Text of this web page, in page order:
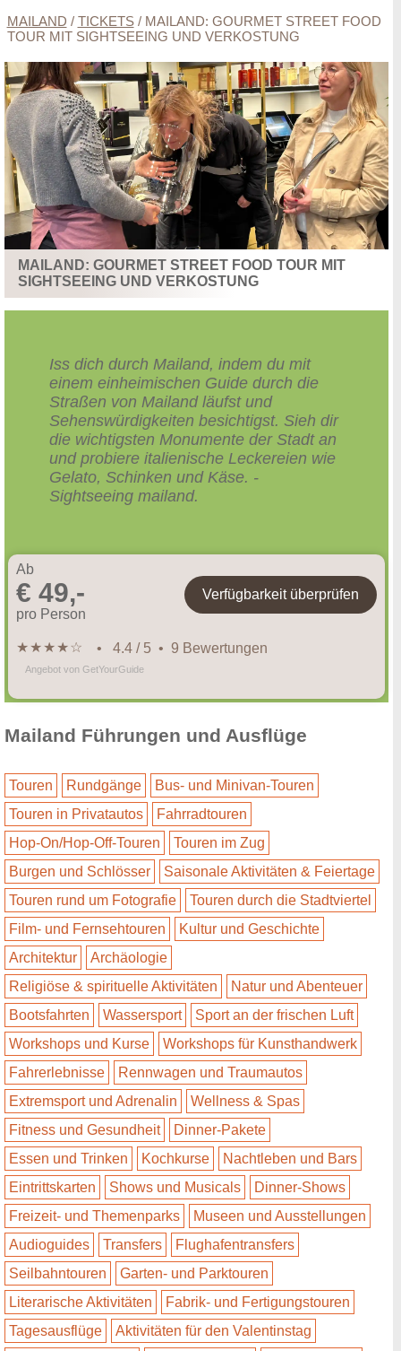
MAILAND / TICKETS/ MAILAND: GOURMET STREET FOOD
TOUR MIT SIGHTSEEING UND VERKOSTUNG
MAILAND: GOURMET STREET FOOD TOUR MIT
SIGHTSEEING UND VERKOSTUNG
Iss dich durch Mailand, indem du mit
einem einheimischen Guide durch die
Straßen von Mailand läufst und
Sehenswürdigkeiten besichtigst. Sieh dir
die wichtigsten Monumente der Stadt an
und probiere italienische Leckereien wie
Gelato, Schinken und Käse. -
Sightseeing mailand.
Ab
€ 49,-
pro Person
Verfügbarkeit überprüfen
★★★★☆ • 4.4 / 5 • 9 Bewertungen
Angebot von GetYourGuide
Mailand Führungen und Ausflüge
Touren Rundgänge
Bus- und Minivan-Touren
Touren in Privatautos
Fahrradtouren
Hop-On/Hop-Off-Touren
Touren im Zug
Burgen und Schlösser
Saisonale Aktivitäten & Feiertage
Touren rund um Fotografie
Touren durch die Stadtviertel
Film- und Fernsehtouren
Kultur und Geschichte
Architektur
Archäologie
Religiöse & spirituelle Aktivitäten
Natur und Abenteuer
Bootsfahrten
Wassersport
Sport an der frischen Luft
Workshops und Kurse
Workshops für Kunsthandwerk
Fahrerlebnisse
Rennwagen und Traumautos
Extremsport und Adrenalin
Wellness & Spas
Fitness und Gesundheit
Dinner-Pakete
Essen und Trinken
Kochkurse
Nachtleben und Bars
Eintrittskarten
Shows und Musicals
Dinner-Shows
Freizeit- und Themenparks
Museen und Ausstellungen
Audioguides
Transfers
Flughafentransfers
Seilbahntouren
Garten- und Parktouren
Literarische Aktivitäten
Fabrik- und Fertigungstouren
Tagesausflüge
Aktivitäten für den Valentinstag